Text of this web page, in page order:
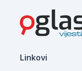
Linkovi